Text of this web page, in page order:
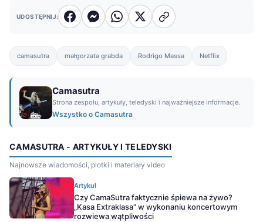
UDOSTĘPNIJ:
camasutra małgorzata grabda Rodrigo Massa Netflix
Camasutra
Strona zespołu, artykuły, teledyski i najważniejsze informacje.
Wszystko o Camasutra
CAMASUTRA - ARTYKUŁY I TELEDYSKI
Najnowsze wiadomości, plotki i materiały video
Artykuł
Czy CamaSutra faktycznie śpiewa na żywo?
„Kasa Extraklasa" w wykonaniu koncertowym
rozwiewa wątpliwości